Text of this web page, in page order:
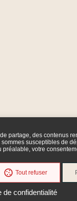
partage, des contenus
susceptibles de
votre
Tout refuser
de confidentialité